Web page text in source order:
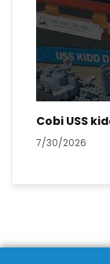
7/30/2026